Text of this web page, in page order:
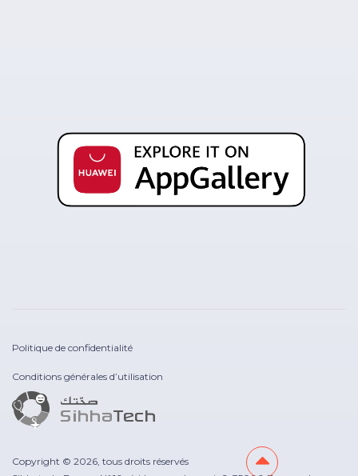
Politique de confidentialité
Conditions générales d’utilisation
Copyright © 2026, tous droits réservés